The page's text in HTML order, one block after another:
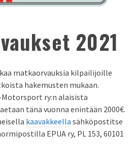
2021
matkaorvauksia kilpailijoille
hakemusten mukaan.
Motorsport ry:n alaisista
tänä vuonna enintään 2000€.
kaavakkeella sähköpostitse
EPUA ry, PL 153, 60101